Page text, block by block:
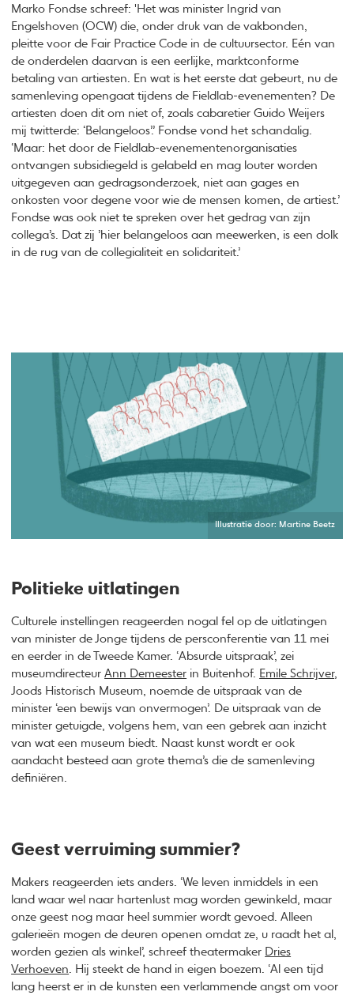
Marko Fondse schreef: 'Het was minister Ingrid van
Engelshoven (OCW) die, onder druk van de vakbonden,
pleitte voor de Fair Practice Code in de cultuursector. Eén van
de onderdelen daarvan is een eerlijke, marktconforme
betaling van artiesten. En wat is het eerste dat gebeurt, nu de
samenleving opengaat tijdens de Fieldlab-evenementen? De
artiesten doen dit om niet of, zoals cabaretier Guido Weijers
mij twitterde: ‘Belangeloos’.’ Fondse vond het schandalig.
‘Maar: het door de Fieldlab-evenementenorganisaties
ontvangen subsidiegeld is gelabeld en mag louter worden
uitgegeven aan gedragsonderzoek, niet aan gages en
onkosten voor degene voor wie de mensen komen, de artiest.’
Fondse was ook niet te spreken over het gedrag van zijn
collega’s. Dat zij ’hier belangeloos aan meewerken, is een dolk
in de rug van de collegialiteit en solidariteit.’
Illustratie door: Martine Beetz
Politieke uitlatingen
Culturele instellingen reageerden nogal fel op de uitlatingen
van minister de Jonge tijdens de persconferentie van 11 mei
en eerder in de Tweede Kamer. ‘Absurde uitspraak’, zei
museumdirecteurAnn Demeester in Buitenhof. Emile Schrijver,
Joods Historisch Museum, noemde de uitspraak van de
minister ‘een bewijs van onvermogen’. De uitspraak van de
minister getuigde, volgens hem, van een gebrek aan inzicht
van wat een museum biedt. Naast kunst wordt er ook
aandacht besteed aan grote thema’s die de samenleving
definiëren.
Geest verruiming summier?
Makers reageerden iets anders. ‘We leven inmiddels in een
land waar wel naar hartenlust mag worden gewinkeld, maar
onze geest nog maar heel summier wordt gevoed. Alleen
galerieën mogen de deuren openen omdat ze, u raadt het al,
worden gezien als winkel’, schreef theatermaker
Dries
Verhoeven . Hij steekt de hand in eigen boezem. ‘Al een tijd
lang heerst er in de kunsten een verlammende angst om voor